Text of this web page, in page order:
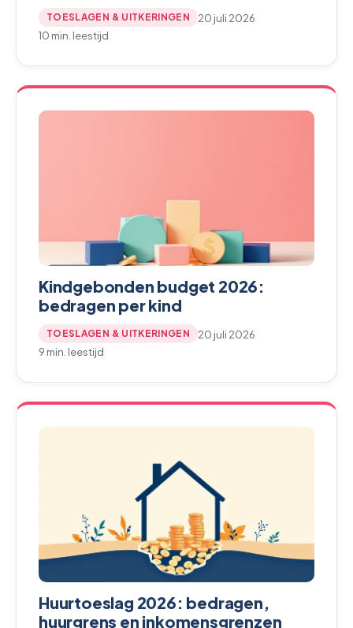
TOESLAGEN & UITKERINGEN
20 juli 2026
10 min. leestijd
Kindgebonden budget 2026:
bedragen per kind
TOESLAGEN & UITKERINGEN
20 juli 2026
9 min. leestijd
Huurtoeslag 2026: bedragen,
huurgrens en inkomensgrenzen